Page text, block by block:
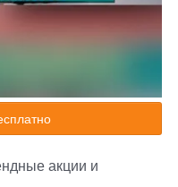
акции и